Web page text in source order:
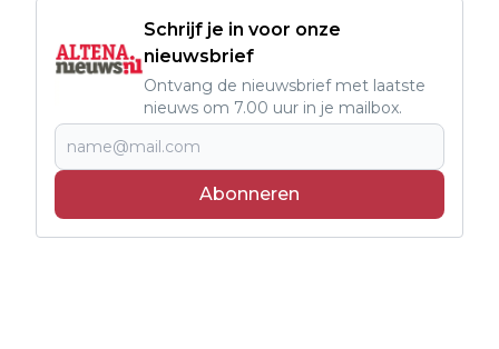
Schrijf je in voor onze
nieuwsbrief
Ontvang de nieuwsbrief met laatste
nieuws om 7.00 uur in je mailbox.
Abonneren